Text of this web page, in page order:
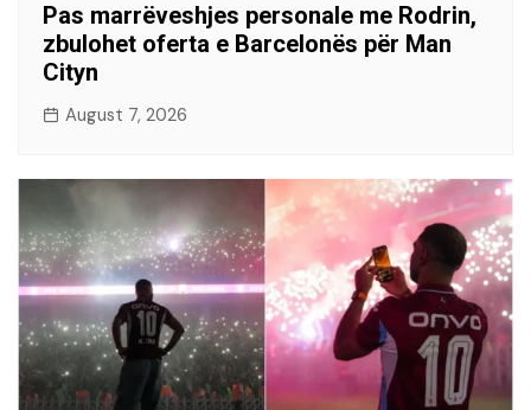
Pas marrëveshjes personale me Rodrin,
zbulohet oferta e Barcelonës për Man
Cityn
August 7, 2026